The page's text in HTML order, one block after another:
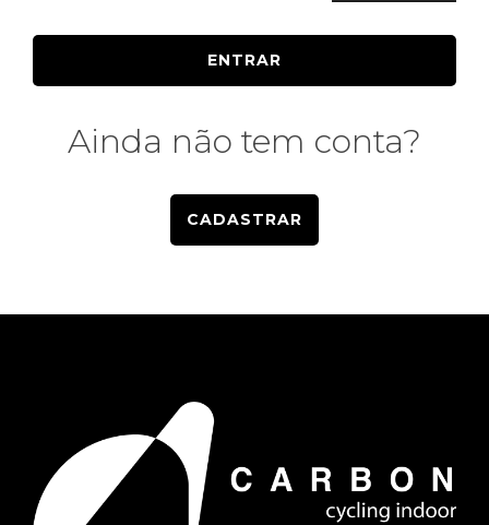
ENTRAR
Ainda não tem conta?
CADASTRAR